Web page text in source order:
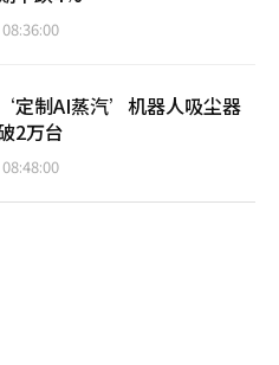
定制AI蒸汽’机器人吸尘器
2万台